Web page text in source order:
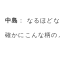
中島 ： なるほどな
確かにこんな柄の